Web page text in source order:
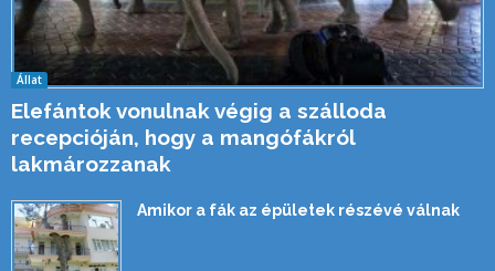
Állat
Elefántok vonulnak végig a szálloda
recepcióján, hogy a mangófákról
lakmározzanak
Amikor a fák az épületek részévé válnak